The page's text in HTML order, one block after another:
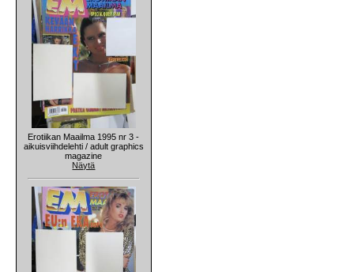
Erotiikan Maailma 1995 nr 3 -
aikuisviihdelehti / adult graphics
magazine
Näytä